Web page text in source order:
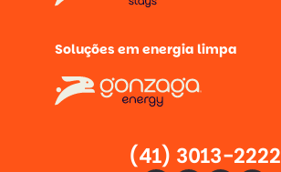
Soluções em energia limpa
(41) 3013-2222